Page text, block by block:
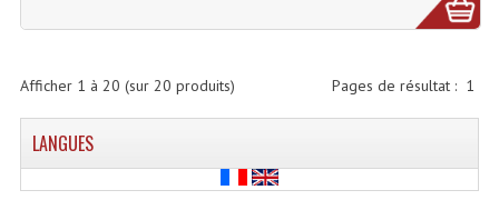
Pages de résultat : 1
Afficher 1 à 20 (sur 20 produits)
LANGUES